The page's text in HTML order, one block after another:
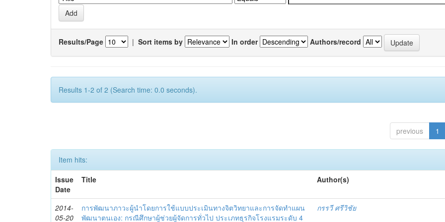
Results/Page | Sort items by In order Authors/record
Results 1-2 of 2 (Search time: 0.0 seconds).
previous 1
Item hits:
Issue
Date
Title Author(s)
2014-
05-20
การพัฒนาภาวะผู้นำโดยการใช้แบบประเมินทางจิตวิทยาและการจัดทำแผน
พัฒนาตนเอง: กรณีศึกษาผู้ช่วยผู้จัดการทั่วไป ประเภทธุรกิจโรงแรมระดับ 4
กรรวี ศรีวิชัย